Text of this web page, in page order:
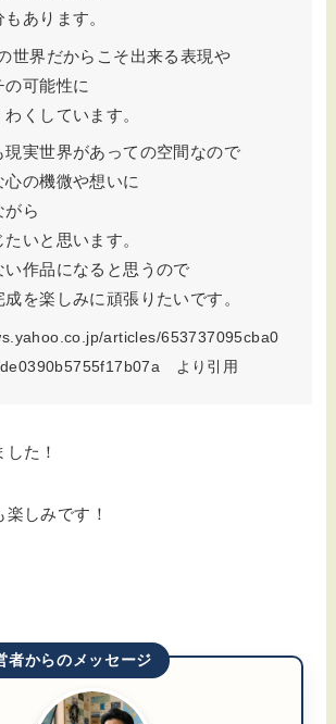
あります。
世界だからこそ出来る表現や
の可能性に
くしています。
現実世界があっての空間なので
心の機微や想いに
がら
いと思います。
い作品になると思うので
を楽しみに頑張りたいです。
articles/653737095cba0
より引用
た！
しみです！
者からのメッセージ